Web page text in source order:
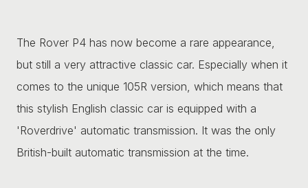
The Rover P4 has now become a rare appearance,
but still a very attractive classic car. Especially when it
comes to the unique 105R version, which means that
this stylish English classic car is equipped with a
'Roverdrive' automatic transmission. It was the only
British-built automatic transmission at the time.